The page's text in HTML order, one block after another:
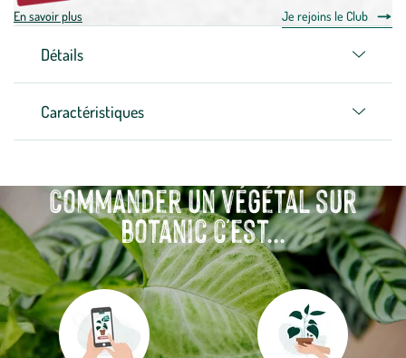
En savoir plus Je rejoins le Club
Détails
Caractéristiques
Commander un végétal sur
botanic c'est...
Aller
Aller